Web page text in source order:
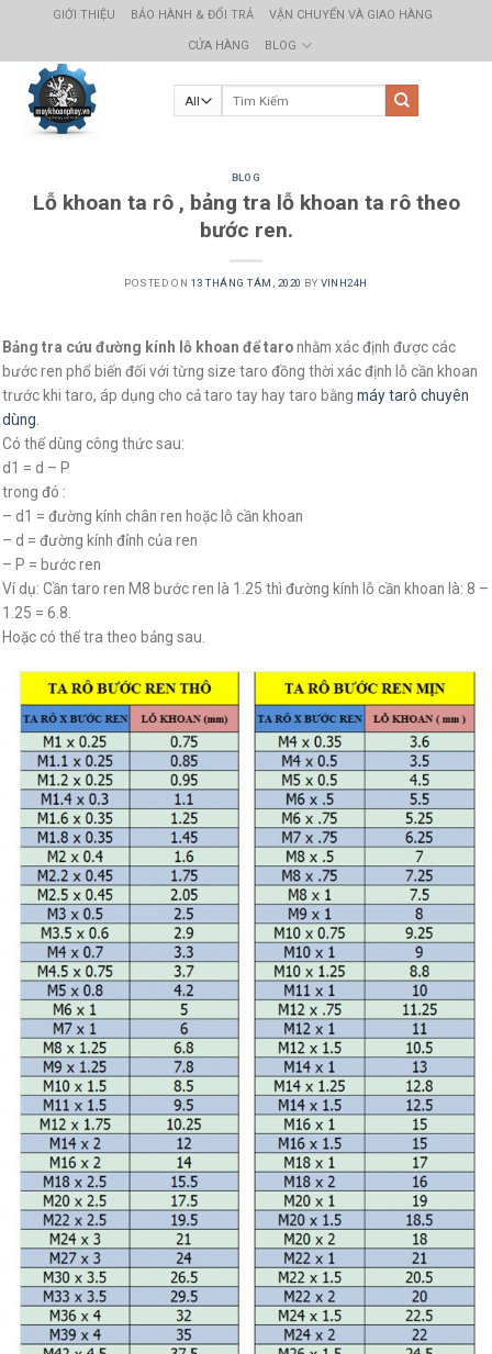
content
GIỚI THIỆU BẢO HÀNH & ĐỔI TRẢ VẬN CHUYỂN VÀ GIAO HÀNG
CỬA HÀNG BLOG
BLOG
Lỗ khoan ta rô , bảng tra lỗ khoan ta rô theo
bước ren.
POSTED ON 13 THÁNG TÁM, 2020 BY VINH24H
Bảng tra cứu đường kính lỗ khoan để taronhằm xác định được các
bước ren phổ biến đối với từng size taro đồng thời xác định lỗ cần khoan
trước khi taro, áp dụng cho cả taro tay hay taro bằng máy tarô chuyên
dùng.
Có thể dùng công thức sau:
d1 = d – P
trong đó :
– d1 = đường kính chân ren hoặc lỗ cần khoan
– d = đường kính đỉnh của ren
– P = bước ren
Ví dụ: Cần taro ren M8 bước ren là 1.25 thì đường kính lỗ cần khoan là: 8 –
1.25 = 6.8.
Hoặc có thể tra theo bảng sau.